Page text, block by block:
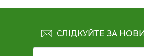
СЛІДКУЙТЕ ЗА